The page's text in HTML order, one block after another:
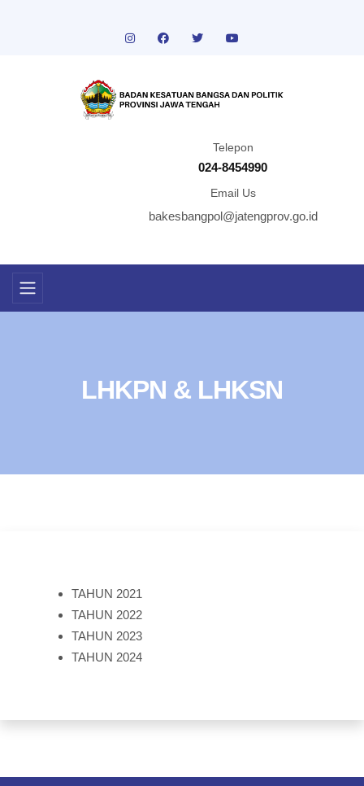
Telepon
024-8454990
Email Us
bakesbangpol@jatengprov.go.id
LHKPN & LHKSN
TAHUN 2021
TAHUN 2022
TAHUN 2023
TAHUN 2024